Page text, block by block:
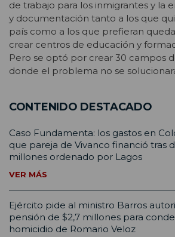
de trabajo para los inmigrantes y la
y documentación tanto a los que
país como a los que prefieran
crear centros de educación y
Pero se optó por crear 30 campos
donde el problema no se
CONTENIDO DESTACADO
Caso Fundamenta: los gastos en
que pareja de Vivanco financió tras
millones ordenado por Lagos
VER MÁS
Ejército pide al ministro Barros
pensión de $2,7 millones para
homicidio de Romario Veloz